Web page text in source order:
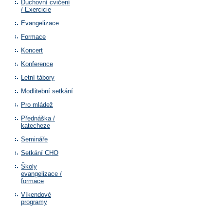
Duchovní cvičení
/ Exercicie
Evangelizace
Formace
Koncert
Konference
Letní tábory
Modlitební setkání
Pro mládež
Přednáška /
katecheze
Semináře
Setkání CHO
Školy
evangelizace /
formace
Víkendové
programy